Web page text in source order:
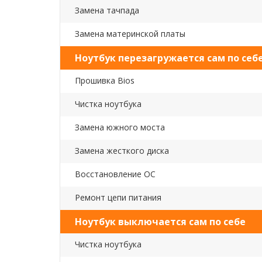
Замена тачпада
Замена материнской платы
Ноутбук перезагружается сам по
Прошивка Bios
Чистка ноутбука
Замена южного моста
Замена жесткого диска
Восстановление ОС
Ремонт цепи питания
Ноутбук выключается сам по себе
Чистка ноутбука